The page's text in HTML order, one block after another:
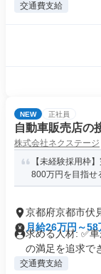
交通費支給
NEW 正社員
自動車販売店の
株式会社ネクステージ
【未経験採用枠
800万円を目指せ
京都府京都市伏
月給26万円～58
求める人材: ✅
の満足を追求で
交通費支給